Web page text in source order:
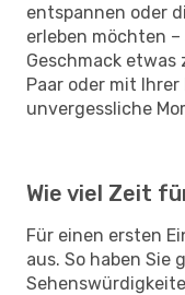
entspannen oder
erleben möchten
Geschmack etwas
Paar oder mit
unvergessliche
Wie viel Zeit
Für einen ersten
aus. So haben